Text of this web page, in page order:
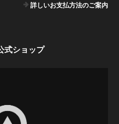
詳しいお支払方法のご案内
式ショップ